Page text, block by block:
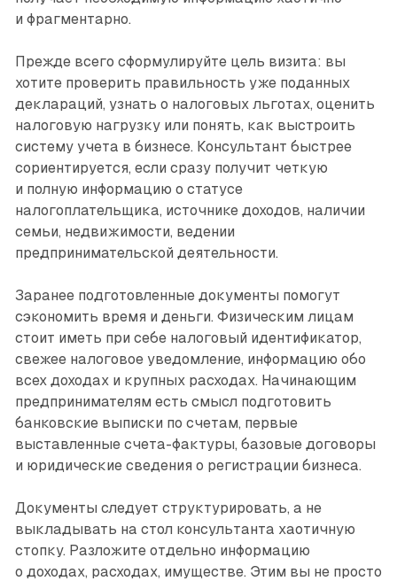
и фрагментарно.
Прежде всего сформулируйте цель визита: вы
хотите проверить правильность уже поданных
деклараций, узнать о налоговых льготах, оценить
налоговую нагрузку или понять, как выстроить
систему учета в бизнесе. Консультант быстрее
сориентируется, если сразу получит четкую
и полную информацию о статусе
налогоплательщика, источнике доходов, наличии
семьи, недвижимости, ведении
предпринимательской деятельности.
Заранее подготовленные документы помогут
сэкономить время и деньги. Физическим лицам
стоит иметь при себе налоговый идентификатор,
свежее налоговое уведомление, информацию обо
всех доходах и крупных расходах. Начинающим
предпринимателям есть смысл подготовить
банковские выписки по счетам, первые
выставленные счета-фактуры, базовые договоры
и юридические сведения о регистрации бизнеса.
Документы следует структурировать, а не
выкладывать на стол консультанта хаотичную
стопку. Разложите отдельно информацию
о доходах, расходах, имуществе. Этим вы не просто